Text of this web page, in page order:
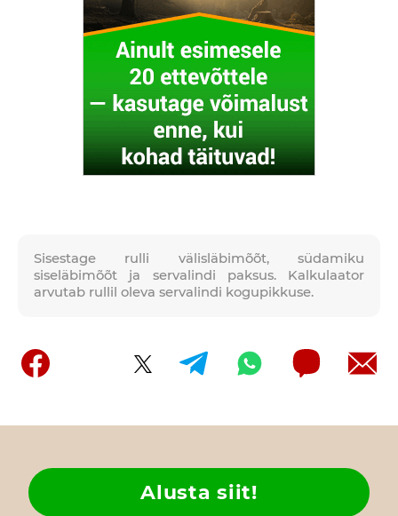
Sisestage rulli välisläbimõõt, südamiku
siseläbimõõt ja servalindi paksus. Kalkulaator
arvutab rullil oleva servalindi kogupikkuse.
Alusta siit!